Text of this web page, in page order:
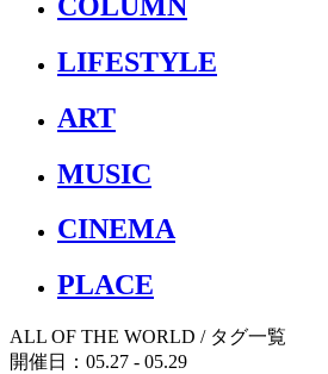
LIFESTYLE
ART
MUSIC
CINEMA
PLACE
ALL OF THE WORLD / タグ一覧
開催日：05.27 - 05.29